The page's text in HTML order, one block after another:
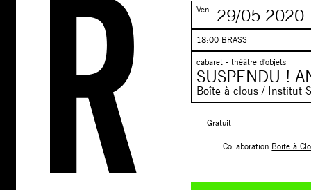
Ven. 29/05 2020
18:00 BRASS
cabaret - théâtre d'objets
SUSPENDU !
Boîte à clous / Institut
Gratuit
Collaboration Boite à